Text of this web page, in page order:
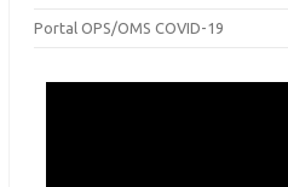
Portal OPS/OMS COVID-19